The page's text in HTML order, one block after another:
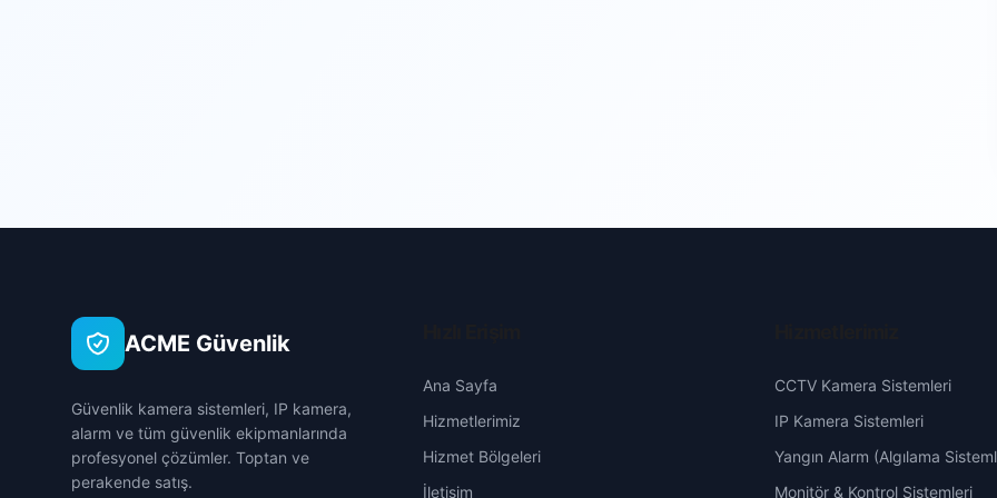
ACME Güvenlik
Güvenlik kamera sistemleri, IP kamera,
alarm ve tüm güvenlik ekipmanlarında
profesyonel çözümler. Toptan ve
perakende satış.
Ana Sayfa
Hizmetlerimiz
Hizmet Bölgeleri
İletişim
CCTV Kamera Sistemleri
IP Kamera Sistemleri
Yangın Alarm (Algılama
Monitör & Kontrol Sistemleri